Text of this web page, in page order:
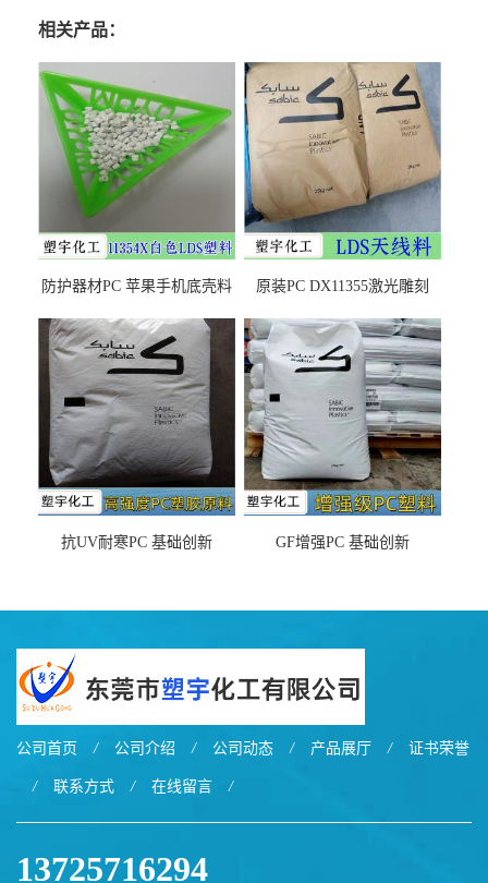
相关产品：
防护器材PC 苹果手机底壳料
之忧
原装PC DX11355激光雕刻
抗UV耐寒PC 基础创新
GF增强PC 基础创新
公司首页 / 公司介绍 / 公司动态 / 产品展厅 / 证书荣誉
/ 联系方式 / 在线留言 /
13725716294